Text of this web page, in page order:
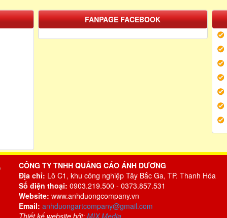
FANPAGE FACEBOOK
CÔNG TY TNHH QUẢNG CÁO ÁNH DƯƠNG
Địa chỉ: Lô C1, khu công nghiệp Tây Bắc Ga, TP. Thanh Hóa
Số điện thoại: 0903.219.500 - 0373.857.531
Website: www.anhduongcompany.vn
Email: anhduongartcompany@gmail.com